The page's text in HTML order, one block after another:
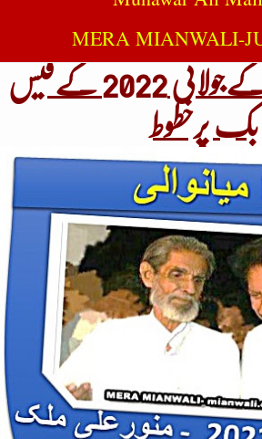
MERA MIANWALI-
منورعلی ملک کےجولائی 2022 کےفیس
بک پرخطوط